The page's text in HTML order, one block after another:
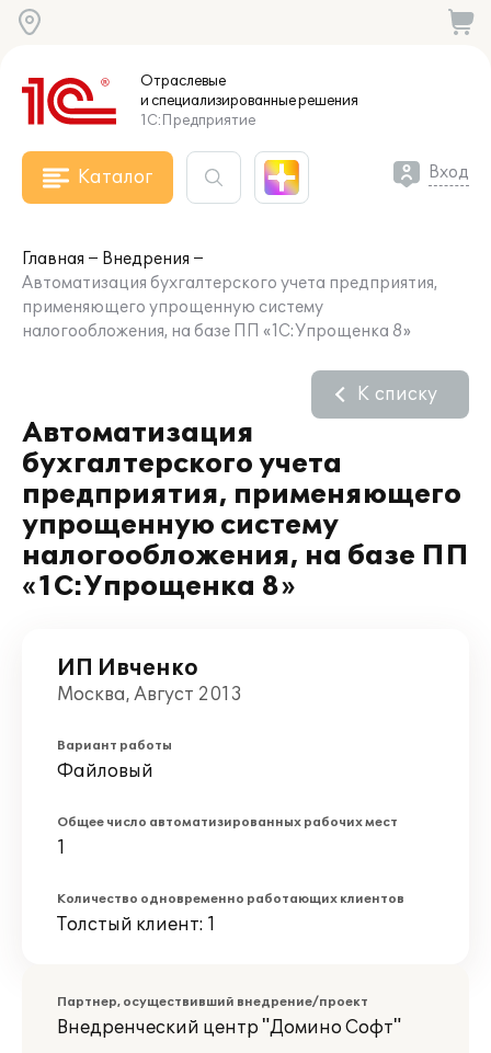
Отраслевые
и специализированныерешения
1С:Предприятие
Каталог Вход
Главная
Внедрения
Автоматизация бухгалтерского учета предприятия,
применяющего упрощенную систему
налогообложения, на базе ПП «1С:Упрощенка 8»
Автоматизация
бухгалтерского учета
предприятия, применяющего
упрощенную систему
налогообложения, на базе ПП
«1С:Упрощенка 8»
К списку
ИП Ивченко
Москва, Август 2013
Вариант работы
Файловый
Общее число автоматизированных рабочих мест
1
Количество одновременно работающих клиентов
Толстый клиент: 1
Партнер, осуществивший внедрение/проект
Внедренческий центр "Домино Софт"